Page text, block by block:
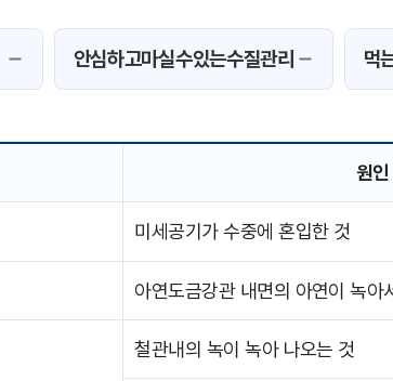
안심하고마실수있는수질관리 먹
원인
미세공기가 수중에 혼입한 것
아연도금강관 내면의 아연이 녹아
철관내의 녹이 녹아 나오는 것